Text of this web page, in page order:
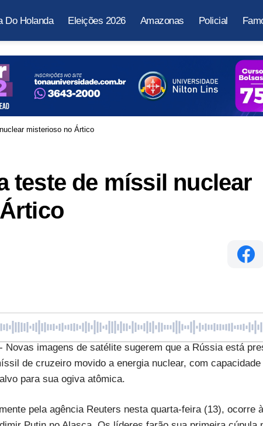
Do Holanda Eleições 2026 Amazonas Policial
misterioso no Ártico
teste de míssil nuclear
Novas imagens de satélite sugerem que a Rússia está
de cruzeiro movido a energia nuclear, com
para sua ogiva atômica.
pela agência Reuters nesta quarta-feira (13), ocorre